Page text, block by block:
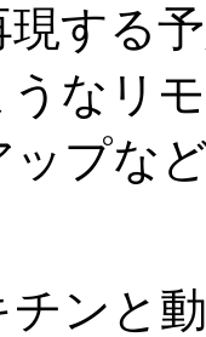
する
なリ
ップな
ンと